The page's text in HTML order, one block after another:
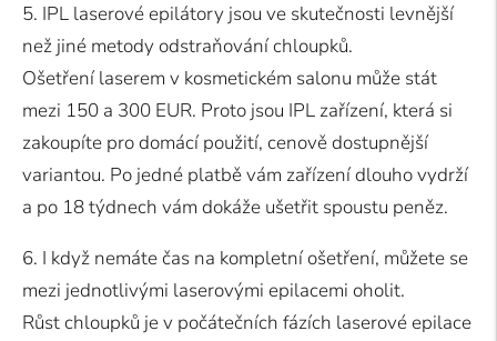
5. IPL laserové epilátory jsou ve skutečnosti levnější
než jiné metody odstraňování chloupků.
Ošetření laserem v kosmetickém salonu může stát
mezi 150 a 300 EUR. Proto jsou IPL zařízení, která si
zakoupíte pro domácí použití, cenově dostupnější
variantou. Po jedné platbě vám zařízení dlouho vydrží
a po 18 týdnech vám dokáže ušetřit spoustu peněz.
6. I když nemáte čas na kompletní ošetření, můžete se
mezi jednotlivými laserovými epilacemi oholit.
Růst chloupků je v počátečních fázích laserové epilace